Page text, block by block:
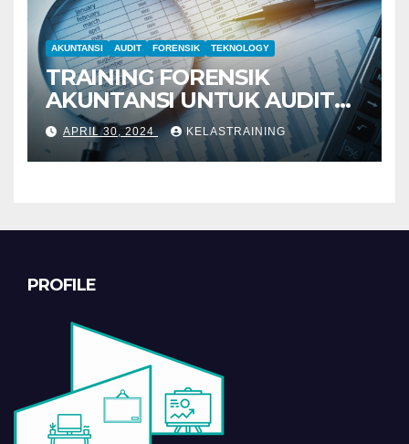
AKUNTANSI AUDIT FORENSIK TEKNOLOGY
TRAINING FORENSIK
AKUNTANSI UNTUK AUDIT
INVESTIGATIF
APRIL 30, 2024 KELASTRAINING
PROFILE